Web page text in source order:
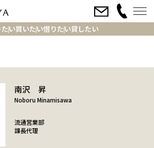
い買いたい借りたい貸したい
南沢 昇
Noboru Minamisawa
流通営業部
課長代理